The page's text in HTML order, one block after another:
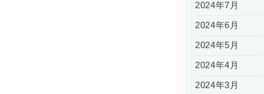
2024年7月
2024年6月
2024年5月
2024年4月
2024年3月